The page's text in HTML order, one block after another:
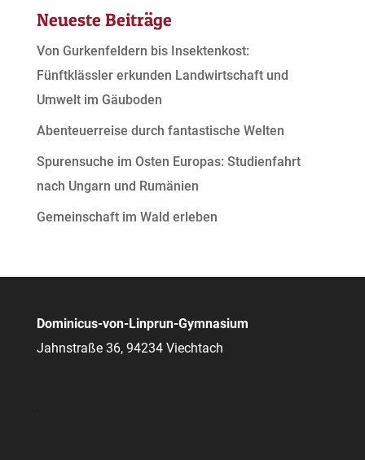
Neueste Beiträge
Von Gurkenfeldern bis Insektenkost:
Fünftklässler erkunden Landwirtschaft und
Umwelt im Gäuboden
Abenteuerreise durch fantastische Welten
Spurensuche im Osten Europas: Studienfahrt
nach Ungarn und Rumänien
Gemeinschaft im Wald erleben
Dominicus-von-Linprun-Gymnasium
Jahnstraße 36, 94234 Viechtach